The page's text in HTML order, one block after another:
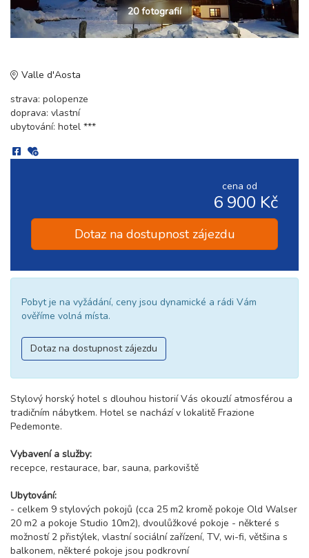
20 fotografií
Valle d'Aosta
strava: polopenze
doprava: vlastní
ubytování: hotel ***
cena od
6 900 Kč
Dotaz na dostupnost zájezdu
Pobyt je na vyžádání, ceny jsou dynamické a rádi Vám
ověříme volná místa.
Dotaz na dostupnost zájezdu
Stylový horský hotel s dlouhou historií Vás okouzlí atmosférou a
tradičním nábytkem. Hotel se nachází v lokalitě Frazione
Pedemonte.
Vybavení a služby:
recepce, restaurace, bar, sauna, parkoviště
Ubytování:
- celkem 9 stylových pokojů (cca 25 m2 kromě pokoje Old Walser
20 m2 a pokoje Studio 10m2), dvoulůžkové pokoje - některé s
možností 2 přistýlek, vlastní sociální zařízení, TV, wi-fi, většina s
balkonem, některé pokoje jsou podkrovní